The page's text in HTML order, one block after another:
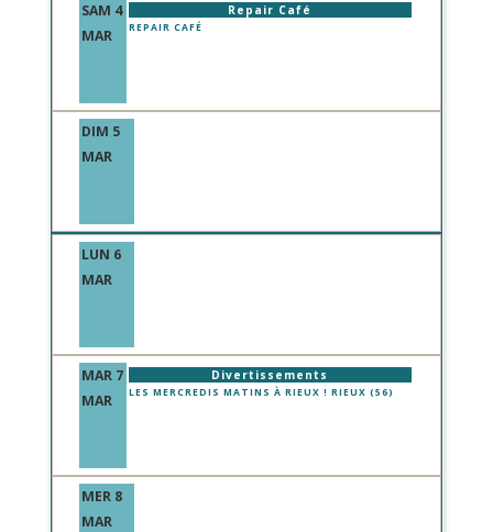
SAM 4
MAR
Repair Café
REPAIR CAFÉ
DIM 5
MAR
LUN 6
MAR
MAR 7
MAR
Divertissements
LES MERCREDIS MATINS À RIEUX ! RIEUX (56)
MER 8
MAR